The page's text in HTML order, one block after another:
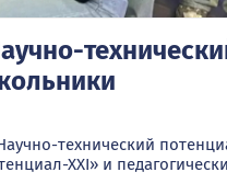
технический
ХХI» и